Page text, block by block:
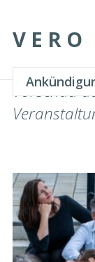
Vorschau